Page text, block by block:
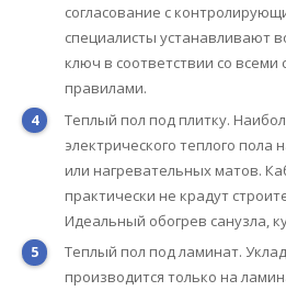
согласование с
специалисты устанавливают
ключ в соответствии со
правилами.
Теплый пол под плитку.
электрического теплого пола
или нагревательных матов.
практически не крадут
Идеальный обогрев санузла,
Теплый пол под ламинат.
производится только на